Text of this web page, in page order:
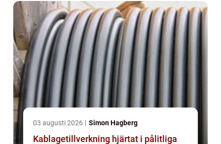
03 augusti 2026 Simon Hagberg
Kablagetillverkning hjärtat i pålitliga